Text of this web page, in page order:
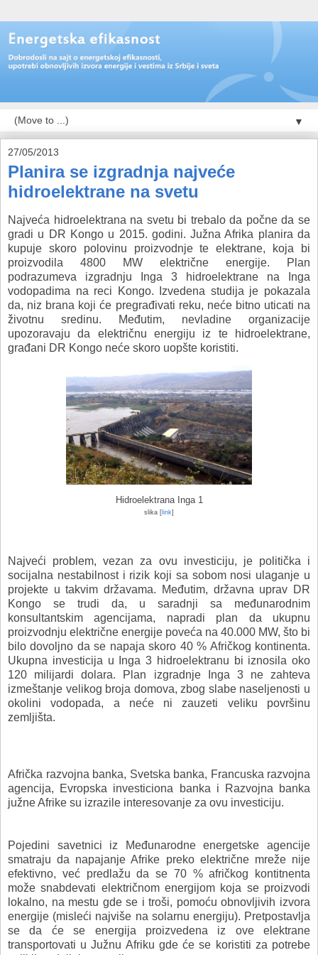
▼
27/05/2013
Planira se izgradnja najveće
hidroelektrane na svetu
Najveća hidroelektrana na svetu bi trebalo da počne da se
gradi u DR Kongo u 2015. godini. Južna Afrika planira da
kupuje skoro polovinu proizvodnje te elektrane, koja bi
proizvodila 4800 MW električne energije. Plan
podrazumeva izgradnju Inga 3 hidroelektrane na Inga
vodopadima na reci Kongo. Izvedena studija je pokazala
da, niz brana koji će pregrađivati reku, neće bitno uticati na
životnu sredinu. Međutim, nevladine organizacije
upozoravaju da električnu energiju iz te hidroelektrane,
građani DR Kongo neće skoro uopšte koristiti.
Hidroelektrana Inga 1
slika [ link]
Najveći problem, vezan za ovu investiciju, je politička i
socijalna nestabilnost i rizik koji sa sobom nosi ulaganje u
projekte u takvim državama. Međutim, državna uprav DR
Kongo se trudi da, u saradnji sa međunarodnim
konsultantskim agencijama, napradi plan da ukupnu
proizvodnju električne energije poveća na 40.000 MW, što bi
bilo dovoljno da se napaja skoro 40 % Afričkog kontinenta.
Ukupna investicija u Inga 3 hidroelektranu bi iznosila oko
120 milijardi dolara. Plan izgradnje Inga 3 ne zahteva
izmeštanje velikog broja domova, zbog slabe naseljenosti u
okolini vodopada, a neće ni zauzeti veliku površinu
zemljišta.
Afrička razvojna banka, Svetska banka, Francuska razvojna
agencija, Evropska investiciona banka i Razvojna banka
južne Afrike su izrazile interesovanje za ovu investiciju.
Pojedini savetnici iz Međunarodne energetske agencije
smatraju da napajanje Afrike preko električne mreže nije
efektivno, već predlažu da se 70 % afričkog kontitnenta
može snabdevati električnom energijom koja se proizvodi
lokalno, na mestu gde se i troši, pomoću obnovljivih izvora
energije (misleći najviše na solarnu energiju). Pretpostavlja
se da će se energija proizvedena iz ove elektrane
transportovati u Južnu Afriku gde će se koristiti za potrebe